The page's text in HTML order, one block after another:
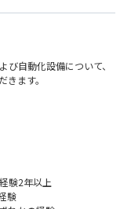
自動化設備について、
ます。
ーチング
センサーの設定・調整
ラムの作成・修正
備等の導入・調整
グ
験2年以上
験